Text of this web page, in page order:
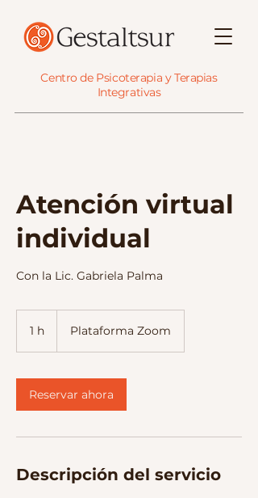
Centro de Psicoterapia y Terapias
Integrativas
Atención virtual
individual
Con la Lic. Gabriela Palma
1 h Plataforma Zoom
Reservar ahora
Descripción del servicio